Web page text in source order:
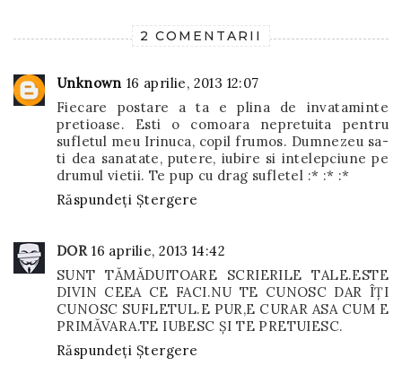
2 COMENTARII
Unknown 16 aprilie, 2013 12:07
Fiecare postare a ta e plina de invataminte
pretioase. Esti o comoara nepretuita pentru
sufletul meu Irinuca, copil frumos. Dumnezeu sa-
ti dea sanatate, putere, iubire si intelepciune pe
drumul vietii. Te pup cu drag sufletel :* :* :*
Răspundeți Ștergere
DOR 16 aprilie, 2013 14:42
SUNT TĂMĂDUITOARE SCRIERILE TALE.ESTE
DIVIN CEEA CE FACI.NU TE CUNOSC DAR ÎŢI
CUNOSC SUFLETUL.E PUR,E CURAR ASA CUM E
PRIMĂVARA.TE IUBESC ŞI TE PRETUIESC.
Răspundeți Ștergere